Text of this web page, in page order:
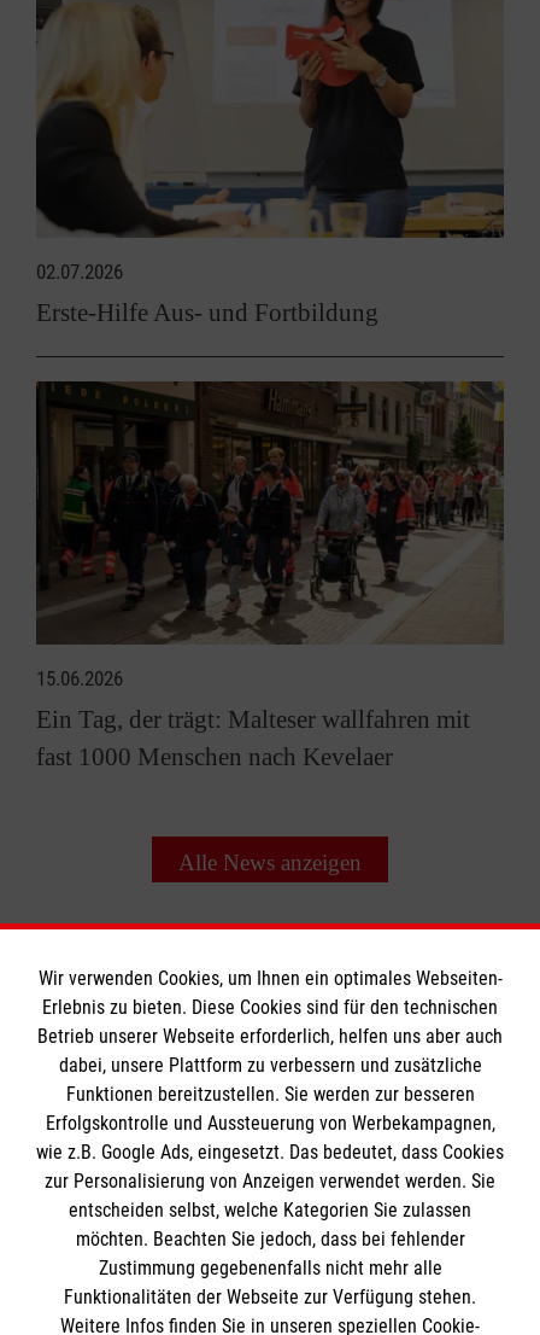
02.07.2026
Erste-Hilfe Aus- und Fortbildung
15.06.2026
Ein Tag, der trägt: Malteser wallfahren mit
fast 1000 Menschen nach Kevelaer
Alle News anzeigen
Informationen
Impressum
Datenschutz
Barrierefreiheit
Kontakt
Die Malteser
Malteser in Deutschland
Malteserorden
Spendenkonto
Wir verwenden Cookies, um Ihnen ein optimales Webseiten-
Erlebnis zu bieten. Diese Cookies sind für den technischen
Betrieb unserer Webseite erforderlich, helfen uns aber auch
dabei, unsere Plattform zu verbessern und zusätzliche
Funktionen bereitzustellen. Sie werden zur besseren
Erfolgskontrolle und Aussteuerung von Werbekampagnen,
wie z.B. Google Ads, eingesetzt. Das bedeutet, dass Cookies
zur Personalisierung von Anzeigen verwendet werden. Sie
entscheiden selbst, welche Kategorien Sie zulassen
möchten. Beachten Sie jedoch, dass bei fehlender
Zustimmung gegebenenfalls nicht mehr alle
Funktionalitäten der Webseite zur Verfügung stehen.
Weitere Infos finden Sie in unseren speziellen Cookie-